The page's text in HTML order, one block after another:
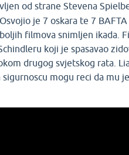
od strane Stevena
je 7 oskara te 7
filmova snimljen ikada.
koji je spasavao
drugog svjetskog rata.
mogu reci da mu